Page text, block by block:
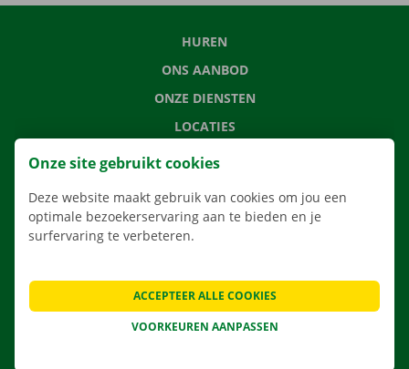
HUREN
ONS AANBOD
ONZE DIENSTEN
LOCATIES
APP
VEELGESTELDE VRAGEN
NIEUWS
Onze site gebruikt cookies
Deze website maakt gebruik van cookies om jou een
optimale bezoekerservaring aan te bieden en je
surfervaring te verbeteren.
VOORKEUREN AANPASSEN
ACCEPTEER ALLE COOKIES